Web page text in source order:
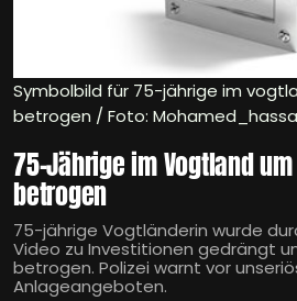
Symbolbild für 75-jährige im
betrogen / Foto:
75-Jährige im Vogtland
betrogen
75-jährige Vogtländerin wurde
Video zu Investitionen gedrängt
betrogen. Polizei warnt vor
Anlageangeboten.